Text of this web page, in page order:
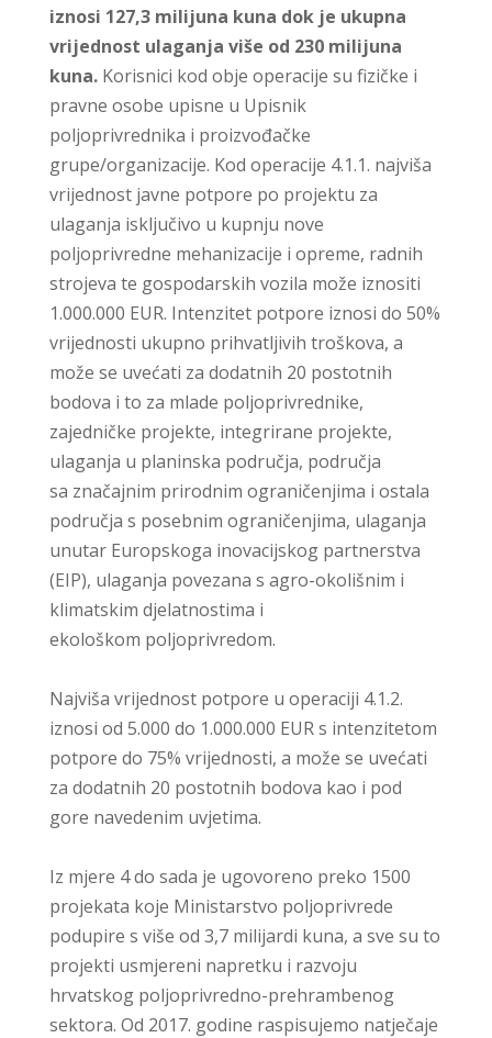
iznosi 127,3 milijuna kuna dok je ukupna
vrijednost ulaganja više od 230 milijuna
kuna. Korisnici kod obje operacije su fizičke i
pravne osobe upisne u Upisnik
poljoprivrednika i proizvođačke
grupe/organizacije. Kod operacije 4.1.1. najviša
vrijednost javne potpore po projektu za
ulaganja isključivo u kupnju nove
poljoprivredne mehanizacije i opreme, radnih
strojeva te gospodarskih vozila može iznositi
1.000.000 EUR. Intenzitet potpore iznosi do 50%
vrijednosti ukupno prihvatljivih troškova, a
može se uvećati za dodatnih 20 postotnih
bodova i to za mlade poljoprivrednike,
zajedničke projekte, integrirane projekte,
ulaganja u planinska područja, područja
sa značajnim prirodnim ograničenjima i ostala
područja s posebnim ograničenjima, ulaganja
unutar Europskoga inovacijskog partnerstva
(EIP), ulaganja povezana s agro-okolišnim i
klimatskim djelatnostima i
ekološkom poljoprivredom.
Najviša vrijednost potpore u operaciji 4.1.2.
iznosi od 5.000 do 1.000.000 EUR s intenzitetom
potpore do 75% vrijednosti, a može se uvećati
za dodatnih 20 postotnih bodova kao i pod
gore navedenim uvjetima.
Iz mjere 4 do sada je ugovoreno preko 1500
projekata koje Ministarstvo poljoprivrede
podupire s više od 3,7 milijardi kuna, a sve su to
projekti usmjereni napretku i razvoju
hrvatskog poljoprivredno-prehrambenog
sektora. Od 2017. godine raspisujemo natječaje